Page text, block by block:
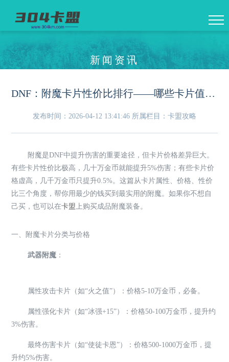
新闻资讯
DNF：附魔卡片性价比排行——哪些卡片值得买，哪些是智商税
发布时间：2026-04-12 13:41:46 所属栏目：卡盟攻略
附魔是DNF中提升伤害的重要途径，但卡片价格差异巨大。
有些卡片性价比极高，几十万金币就能提升5%伤害；有些卡片价
格虚高，几千万金币只提升0.5%。这篇从卡片属性、价格、性价
比三个角度，帮你用最少的钱买到最实用的附魔。如果你不想自
己买，也可以在卡盟上购买成品附魔装备。
一、附魔卡片分类与价格
武器附魔 ：
属性攻击卡片（如“火之值”）：价格5-10万金币，必备。
属性强化卡片（如“冰强+15”）：价格50-100万金币，提升约
3%伤害。
最终伤害卡片（如“使徒卡恩”）：价格500-1000万金币，提
升约5%伤害。